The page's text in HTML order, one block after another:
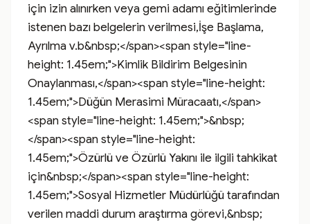
için izin alınırken veya gemi adamı eğitimlerinde
istenen bazı belgelerin verilmesi,İşe Başlama,
Ayrılma v.b&nbsp;</span><span style="line-
height: 1.45em;">Kimlik Bildirim Belgesinin
Onaylanması,</span><span style="line-height:
1.45em;">Düğün Merasimi Müracaatı,</span>
<span style="line-height: 1.45em;">&nbsp;
</span><span style="line-height:
1.45em;">Özürlü ve Özürlü Yakını ile ilgili tahkikat
için&nbsp;</span><span style="line-height:
1.45em;">Sosyal Hizmetler Müdürlüğü tarafından
verilen maddi durum araştırma görevi,&nbsp;